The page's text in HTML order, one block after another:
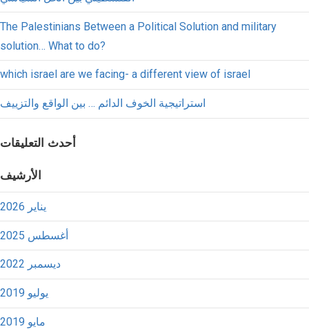
The Palestinians Between a Political Solution and military
solution… What to do?
which israel are we facing- a different view of israel
استراتيجية الخوف الدائم … بين الواقع والتزييف
أحدث التعليقات
الأرشيف
يناير 2026
أغسطس 2025
ديسمبر 2022
يوليو 2019
مايو 2019